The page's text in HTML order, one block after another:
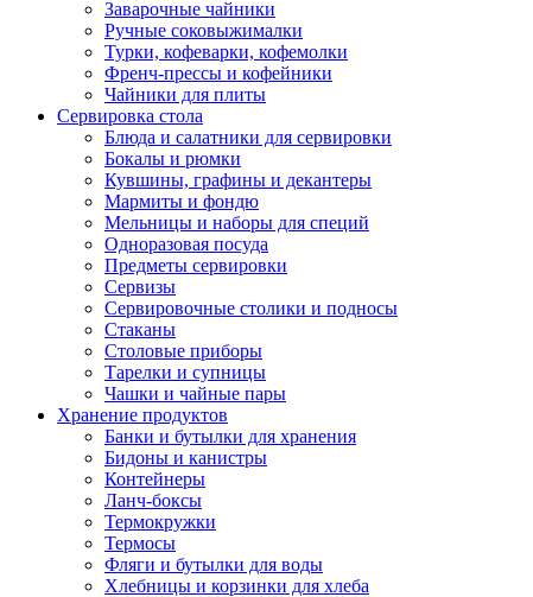
Заварочные чайники
Ручные соковыжималки
Турки, кофеварки, кофемолки
Френч-прессы и кофейники
Чайники для плиты
Сервировка стола
Блюда и салатники для сервировки
Бокалы и рюмки
Кувшины, графины и декантеры
Мармиты и фондю
Мельницы и наборы для специй
Одноразовая посуда
Предметы сервировки
Сервизы
Сервировочные столики и подносы
Стаканы
Столовые приборы
Тарелки и супницы
Чашки и чайные пары
Хранение продуктов
Банки и бутылки для хранения
Бидоны и канистры
Контейнеры
Ланч-боксы
Термокружки
Термосы
Фляги и бутылки для воды
Хлебницы и корзинки для хлеба